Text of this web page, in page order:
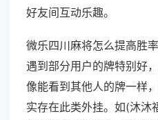
好友间互动乐趣。
微乐四川麻将怎么提高胜
遇到部分用户的牌特别好
像能看到其他人的牌一样
实存在此类外挂。如(沐沐